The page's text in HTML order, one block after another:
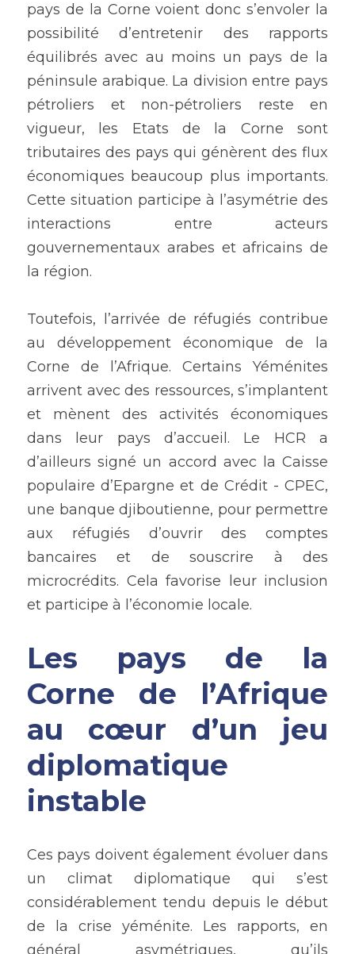
pays de la Corne voient donc s’envoler la
possibilité d’entretenir des rapports
équilibrés avec au moins un pays de la
péninsule arabique. La division entre pays
pétroliers et non-pétroliers reste en
vigueur, les Etats de la Corne sont
tributaires des pays qui génèrent des flux
économiques beaucoup plus importants.
Cette situation participe à l’asymétrie des
interactions entre acteurs
gouvernementaux arabes et africains de
la région.
Toutefois, l’arrivée de réfugiés contribue
au développement économique de la
Corne de l’Afrique. Certains Yéménites
arrivent avec des ressources, s’implantent
et mènent des activités économiques
dans leur pays d’accueil. Le HCR a
d’ailleurs signé un accord avec la Caisse
populaire d’Epargne et de Crédit - CPEC,
une banque djiboutienne, pour permettre
aux réfugiés d’ouvrir des comptes
bancaires et de souscrire à des
microcrédits. Cela favorise leur inclusion
et participe à l’économie locale.
Les pays de la
Corne de l’Afrique
au cœur d’un jeu
diplomatique
instable
Ces pays doivent également évoluer dans
un climat diplomatique qui s’est
considérablement tendu depuis le début
de la crise yéménite. Les rapports, en
général asymétriques, qu’ils